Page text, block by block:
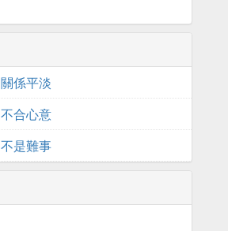
係平淡
合心意
是難事